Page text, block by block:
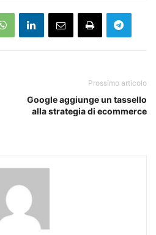
Prossimo articolo
Google aggiunge un tassello
alla strategia di ecommerce